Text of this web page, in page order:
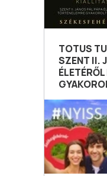
TOTUS
SZENT II.